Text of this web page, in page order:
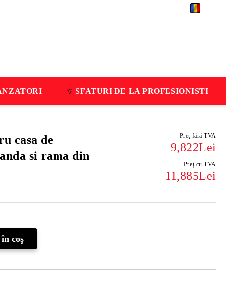
SFATURI DE LA PROFESIONISTI
casa de
si rama din
Preţ fără TVA
9,822Lei
Preţ cu TVA
11,885Lei